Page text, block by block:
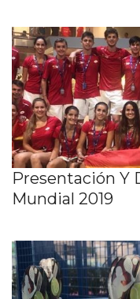
Presentación Y
Mundial 2019